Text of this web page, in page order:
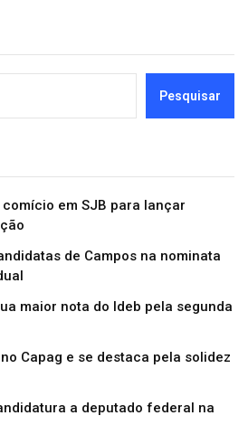
Pesquisar
em SJB para lançar
de Campos na nominata
maior nota do Ideb pela segunda
Capag e se destaca pela solidez
a deputado federal na